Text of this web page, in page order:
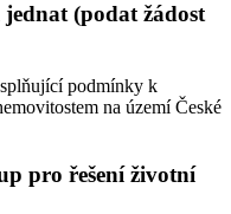
(podat žádost
podmínky k
na území České
pro řešení životní